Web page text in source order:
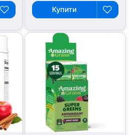
Купити